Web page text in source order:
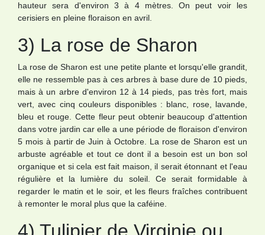
hauteur sera d'environ 3 à 4 mètres. On peut voir les
cerisiers en pleine floraison en avril.
3) La rose de Sharon
La rose de Sharon est une petite plante et lorsqu'elle grandit,
elle ne ressemble pas à ces arbres à base dure de 10 pieds,
mais à un arbre d'environ 12 à 14 pieds, pas très fort, mais
vert, avec cinq couleurs disponibles : blanc, rose, lavande,
bleu et rouge. Cette fleur peut obtenir beaucoup d'attention
dans votre jardin car elle a une période de floraison d'environ
5 mois à partir de Juin à Octobre. La rose de Sharon est un
arbuste agréable et tout ce dont il a besoin est un bon sol
organique et si cela est fait maison, il serait étonnant et l'eau
régulière et la lumière du soleil. Ce serait formidable à
regarder le matin et le soir, et les fleurs fraîches contribuent
à remonter le moral plus que la caféine.